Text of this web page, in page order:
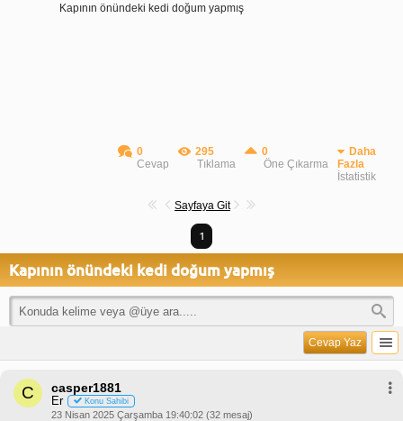
Kapının önündeki kedi doğum yapmış
0
Cevap
295
Tıklama
0
Öne Çıkarma
Daha
Fazla
İstatistik
Sayfaya Git
1
Kapının önündeki kedi doğum yapmış
Cevap Yaz
C casper1881
Er Konu Sahibi
23 Nisan 2025 Çarşamba 19:40:02 (32 mesaj)